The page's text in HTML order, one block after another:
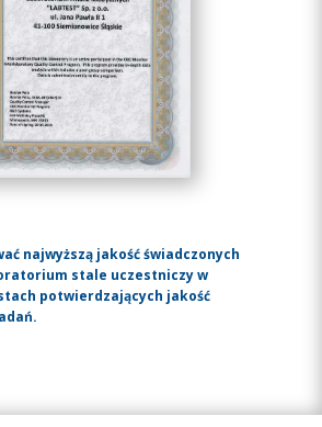
najwyższą jakość świadczonych
stale uczestniczy w
potwierdzających jakość